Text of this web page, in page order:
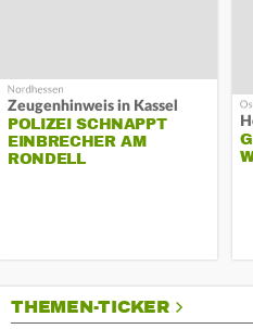
Zeugenhinweis in Kassel
POLIZEI SCHNAPPT
EINBRECHER AM
RONDELL
THEMEN-TICKER